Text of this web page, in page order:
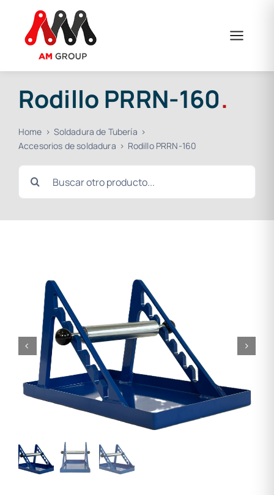
contenido
Rodillo PRRN-160.
Home
Soldadura de Tubería
Accesorios de soldadura
Rodillo PRRN-160
Buscar: